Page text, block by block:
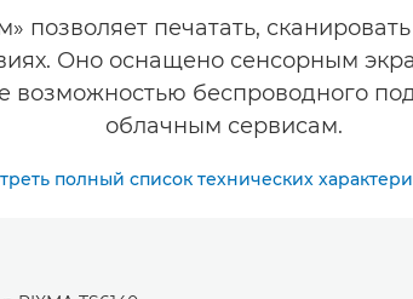
позволяет печатать,
Оно оснащено сенсорным
беспроводного
облачным сервисам.
полный список технических